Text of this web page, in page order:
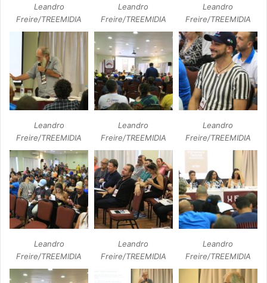
Leandro
Freire/TREEMIDIA
Leandro
Freire/TREEMIDIA
Leandro
Freire/TREEMIDIA
Leandro
Freire/TREEMIDIA
Leandro
Freire/TREEMIDIA
Leandro
Freire/TREEMIDIA
Leandro
Freire/TREEMIDIA
Leandro
Freire/TREEMIDIA
Leandro
Freire/TREEMIDIA